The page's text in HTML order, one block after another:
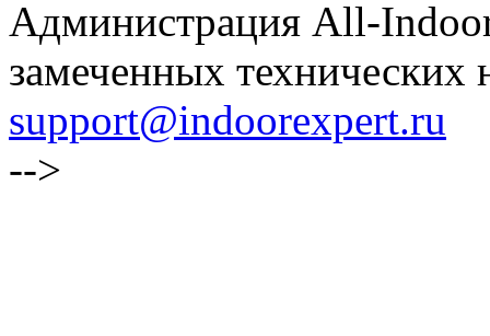
Администрация All-
замеченных технических
support@indoorexpert.ru
-->